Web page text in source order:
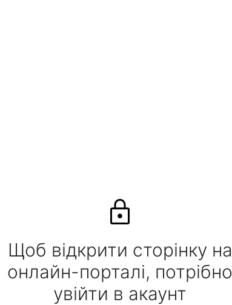
Щоб відкрити сторінку на
онлайн-порталі, потрібно
увійти в акаунт